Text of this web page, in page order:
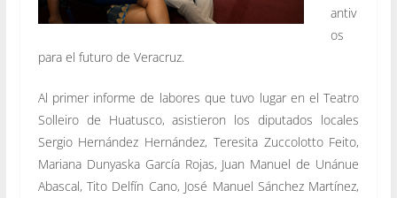
antiv
os
para el futuro de Veracruz.
Al primer informe de labores que tuvo lugar en el Teatro
Solleiro de Huatusco, asistieron los diputados locales
Sergio Hernández Hernández, Teresita Zuccolotto Feito,
Mariana Dunyaska García Rojas, Juan Manuel de Unánue
Abascal, Tito Delfín Cano, José Manuel Sánchez Martínez,